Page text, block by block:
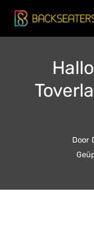
Doorgaan
naar
Door